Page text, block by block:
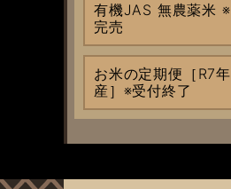
有機JAS 無農薬米 ※
完売
お米の定期便［R7年
産］※受付終了